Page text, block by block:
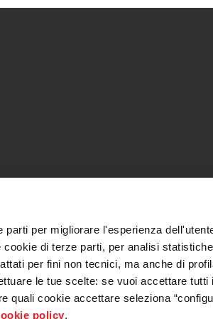
per migliorare l'esperienza
di terze parti, per analisi
per fini non tecnici, ma anche di
le tue scelte: se vuoi accettare tutti
quali cookie accettare seleziona
policy.